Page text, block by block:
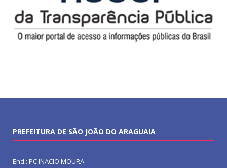
PREFEITURA DE SÃO JOÃO DO ARAGUAIA
End.: PC INACIO MOURA